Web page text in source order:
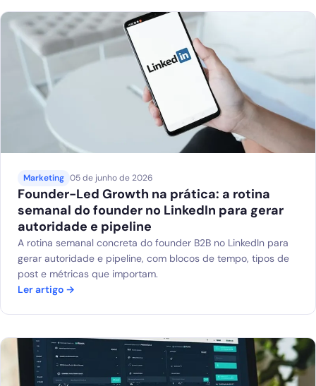
Marketing 05 de junho de 2026
Founder-Led Growth na prática: a rotina
semanal do founder no LinkedIn para gerar
autoridade e pipeline
A rotina semanal concreta do founder B2B no LinkedIn para
gerar autoridade e pipeline, com blocos de tempo, tipos de
post e métricas que importam.
Ler artigo →